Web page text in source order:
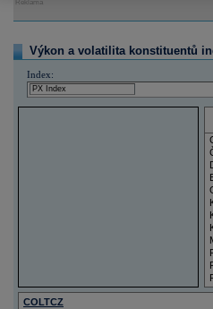
0,00
-0,32
Reklama
Výkon a volatilita konstituentů
Index:
COLTCZ